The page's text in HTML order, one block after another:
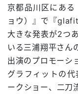
京都品川区にある
ョウ）』で『
大きな発表が2つ
いる三浦翔平さん
出演のプロモーシ
グラフィットの
ークショー、二刀